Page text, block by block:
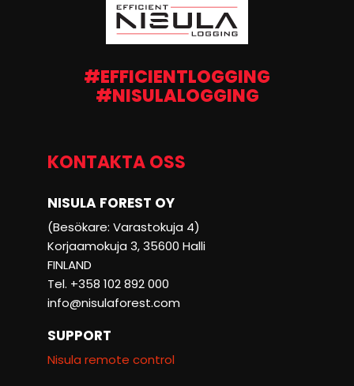
#EFFICIENTLOGGING
#NISULALOGGING
KONTAKTA OSS
NISULA FOREST OY
(Besökare: Varastokuja 4)
Korjaamokuja 3, 35600 Halli
FINLAND
Tel. +358 102 892 000
info@nisulaforest.com
SUPPORT
Nisula remote control